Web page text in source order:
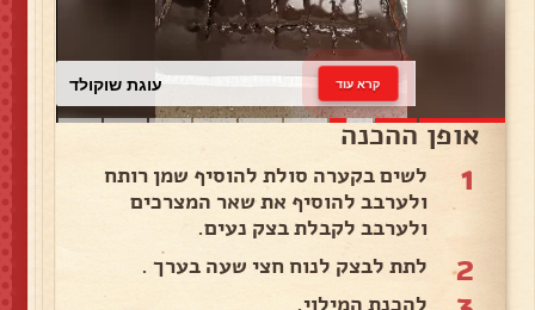
עוגת שוקולד קרא עוד
אופן ההכנה
1
לשים בקערה סולת להוסיף שמן רותח
ולערבב להוסיף את שאר המצרכים
ולערבב לקבלת בצק נעים.
2 לתת לבצק לנוח חצי שעה בערך .
להכנת המילוי.